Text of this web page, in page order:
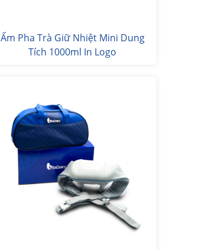
Ấm Pha Trà Giữ Nhiệt Mini Dung
Tích 1000ml In Logo